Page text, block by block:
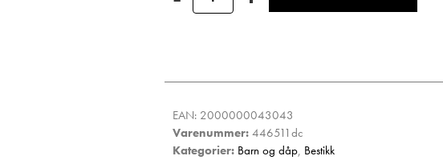
EAN: 2000000043043
Varenummer: 446511dc
Kategorier: Barn og dåp, Bestikk